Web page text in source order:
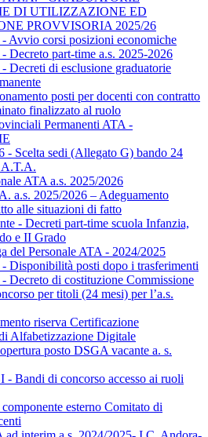
DI UTILIZZAZIONE ED
PROVVISORIA 2025/26
- Avvio corsi posizioni economiche
Decreto part-time a.s. 2025-2026
Decreti di esclusione graduatorie
posti per docenti con contratto
finalizzato al ruolo
Permanenti ATA -
- Scelta sedi (Allegato G) bando 24
A.T.A.
ATA a.s. 2025/2026
a.s. 2025/2026 – Adeguamento
alle situazioni di fatto
- Decreti part-time scuola Infanzia,
e II Grado
del Personale ATA - 2024/2025
- Disponibilità posti dopo i trasferimenti
Decreto di costituzione Commissione
per titoli (24 mesi) per l’a.s.
riserva Certificazione
Alfabetizzazione Digitale
posto DSGA vacante a. s.
- Bandi di concorso accesso ai ruoli
esterno Comitato di